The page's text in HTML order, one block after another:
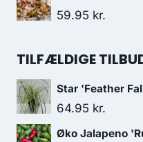
59.95 kr.
TILFÆLDIGE
Star 'Feather
64.95 kr.
Øko Jalapeno